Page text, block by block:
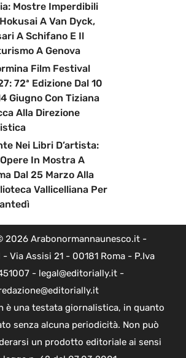
Mostre Imperdibili
A Van Dyck,
A Schifano E Il
A Genova
Film Festival
72ª Edizione Dal 10
Giugno Con Tiziana
Alla Direzione
Nei Libri D’artista:
In Mostra A
Dal 25 Marzo Alla
Vallicelliana Per
2026 Arabonormannaunesco.it -
Via Assisi 21 - 00181 Roma - P.Iva
- legal@editorially.it -
è una testata giornalistica, in quanto
senza alcuna periodicità. Non può
un prodotto editoriale ai sensi